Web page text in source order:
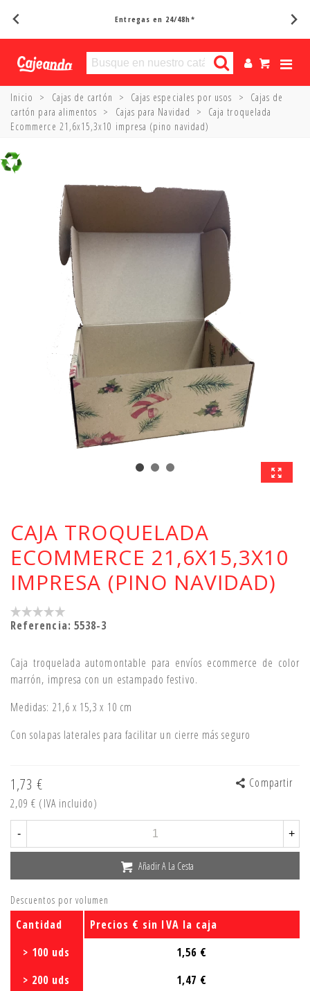
Entregas en 24/48h*
Inicio > Cajas de cartón > Cajas especiales por usos >
Cajas de
cartón para alimentos > Cajas para Navidad >
Caja troquelada
Ecommerce 21,6x15,3x10 impresa (pino navidad)
CAJA TROQUELADA
ECOMMERCE 21,6X15,3X10
IMPRESA (PINO NAVIDAD)
Referencia: 5538-3
Caja troquelada automontable para envíos ecommerce de color
marrón, impresa con un estampado festivo.
Medidas: 21,6 x 15,3 x 10 cm
Con solapas laterales para facilitar un cierre más seguro
1,73 €
2,09 € (IVA incluido)
Compartir
- +
Añadir A La Cesta
Descuentos por volumen
Cantidad
Precios € sin IVA la caja
> 100 uds
1,56 €
> 200 uds
1,47 €